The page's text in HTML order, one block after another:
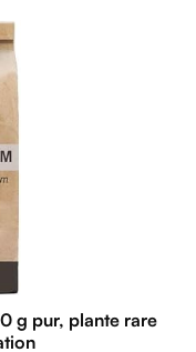
g pur, plante rare